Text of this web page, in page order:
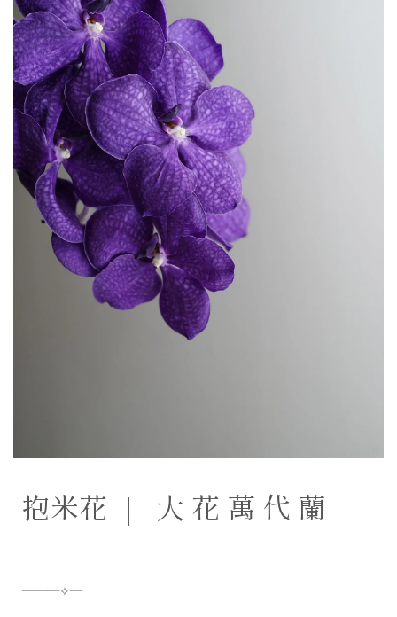
抱米花 ｜ 大 花 萬 代 蘭
———✧— ⠀⠀⠀⠀ ⠀⠀ ⠀⠀⠀⠀ ⠀⠀